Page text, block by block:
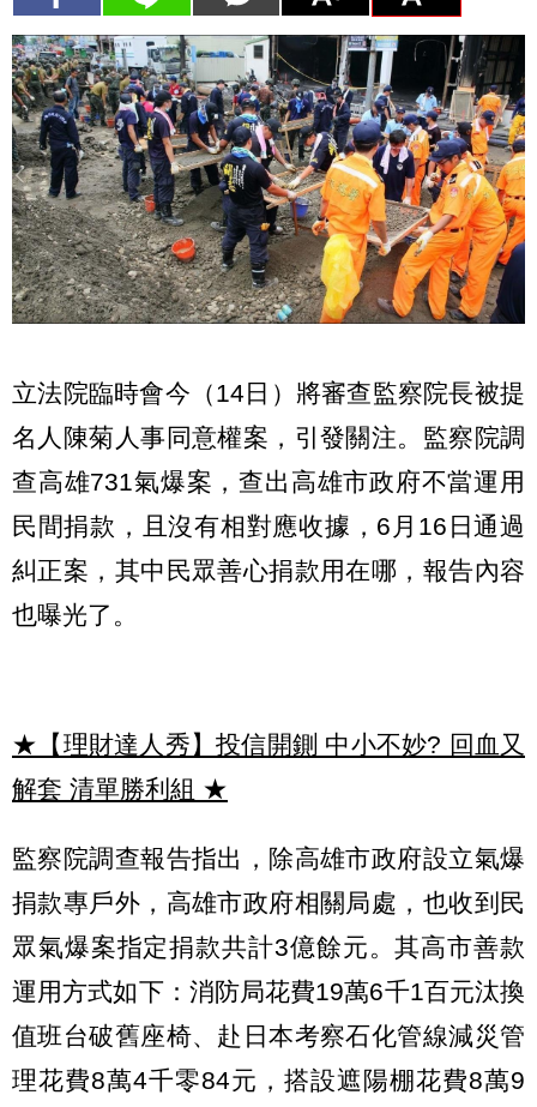
立法院臨時會今（14日）將審查監察院長被提
名人陳菊人事同意權案，引發關注。監察院調
查高雄731氣爆案，查出高雄市政府不當運用
民間捐款，且沒有相對應收據，6月16日通過
糾正案，其中民眾善心捐款用在哪，報告內容
也曝光了。
★【理財達人秀】投信開鍘 中小不妙? 回血又
解套 清單勝利組 ★
監察院調查報告指出，除高雄市政府設立氣爆
捐款專戶外，高雄市政府相關局處，也收到民
眾氣爆案指定捐款共計3億餘元。其高市善款
運用方式如下：消防局花費19萬6千1百元汰換
值班台破舊座椅、赴日本考察石化管線減災管
理花費8萬4千零84元，搭設遮陽棚花費8萬9